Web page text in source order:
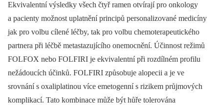
Ekvivalentní výsledky všech čtyř ramen otvírají pro onkology
a pacienty možnost uplatnění principů personalizované medicíny
jak pro volbu cílené léčby, tak pro volbu chemoterapeutického
partnera při léčbě metastazujícího onemocnění. Účinnost režimů
FOLFOX nebo FOLFIRI je ekvivalentní při rozdílném profilu
nežádoucích účinků. FOLFIRI způsobuje alopecii a je ve
srovnání s oxaliplatinou více emetogenní s rizikem průjmových
komplikací. Tato kombinace může být hůře tolerována